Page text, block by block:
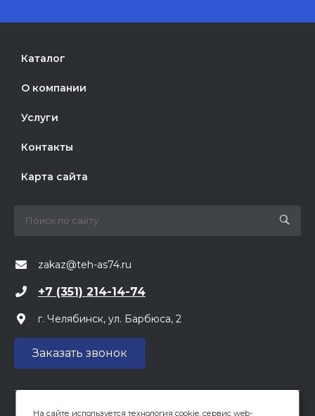
Каталог
О компании
Услуги
Контакты
Карта сайта
zakaz@teh-as74.ru
+7 (351) 214-14-74
г. Челябинск, ул. Барбюса, 2
Заказать звонок
На сайте используется технология cookie, сервис web-